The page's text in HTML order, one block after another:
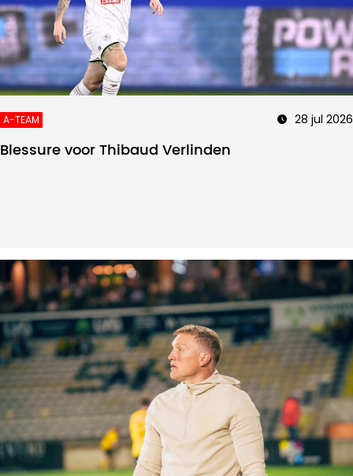
A-TEAM 28 jul 2026
Blessure voor Thibaud Verlinden